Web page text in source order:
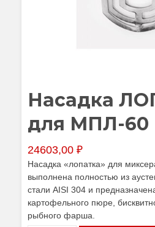
Насадка
для МПЛ-60
24603,00 ₽
Насадка «лопатка» для
выполнена полностью из
стали AISI 304 и
картофельного пюре,
рыбного фарша.